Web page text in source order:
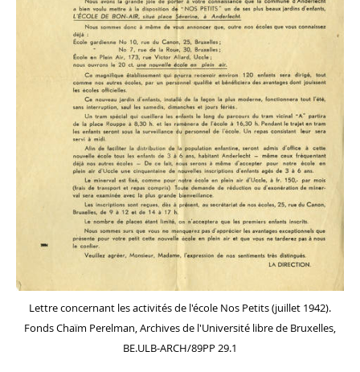
Lettre concernant les activités de l'école Nos Petits (juillet 1942).
Fonds Chaïm Perelman, Archives de l'Université libre de Bruxelles,
BE.ULB-ARCH/89PP 29.1